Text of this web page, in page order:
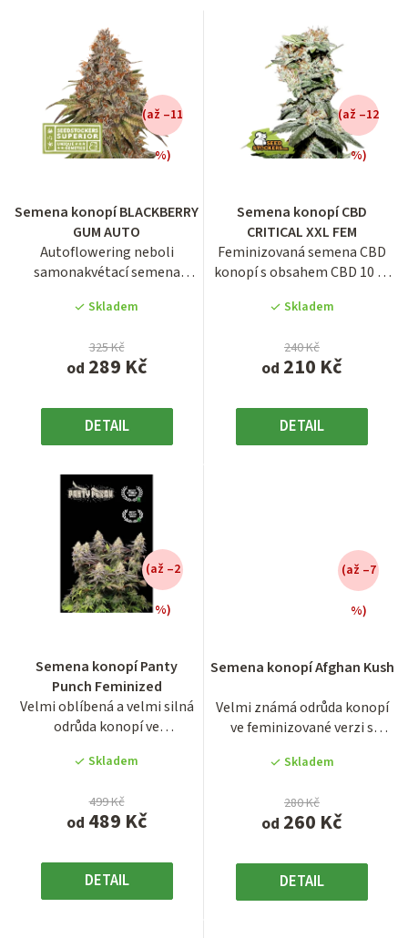
d
Semena konopí BLACKBERRY
GUM AUTO
Autoflowering neboli
samonakvétací semena
Gum Auto.
Skladem
od 289 Kč
325 Kč
(až –11
%)
DETAIL
produktu
je
4,0
z
hvězdiček.
Semena konopí CBD
CRITICAL XXL FEM
Feminizovaná semena CBD
konopí s obsahem CBD 10 %
Skladem
od 210 Kč
240 Kč
(až –12
%)
DETAIL
produktu
je
3,8
z
hvězdiček.
Semena konopí Panty
Punch Feminized
Velmi oblíbená a velmi silná
odrůda konopí ve
Punch...
Skladem
od 489 Kč
499 Kč
(až –2
%)
DETAIL
produktu
je
3,6
z
hvězdiček.
Semena konopí Afghan Kush
Velmi známá odrůda konopí
ve feminizované verzi s
Skladem
od 260 Kč
280 Kč
(až –7
%)
DETAIL
produktu
3,1
z
hvězdiček.